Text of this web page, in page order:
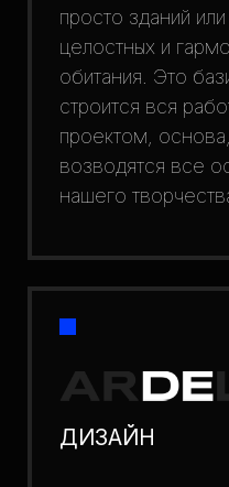
просто зданий
целостных и
обитания. Это
строится вся
проектом,
возводятся все
нашего
ДИЗАЙН